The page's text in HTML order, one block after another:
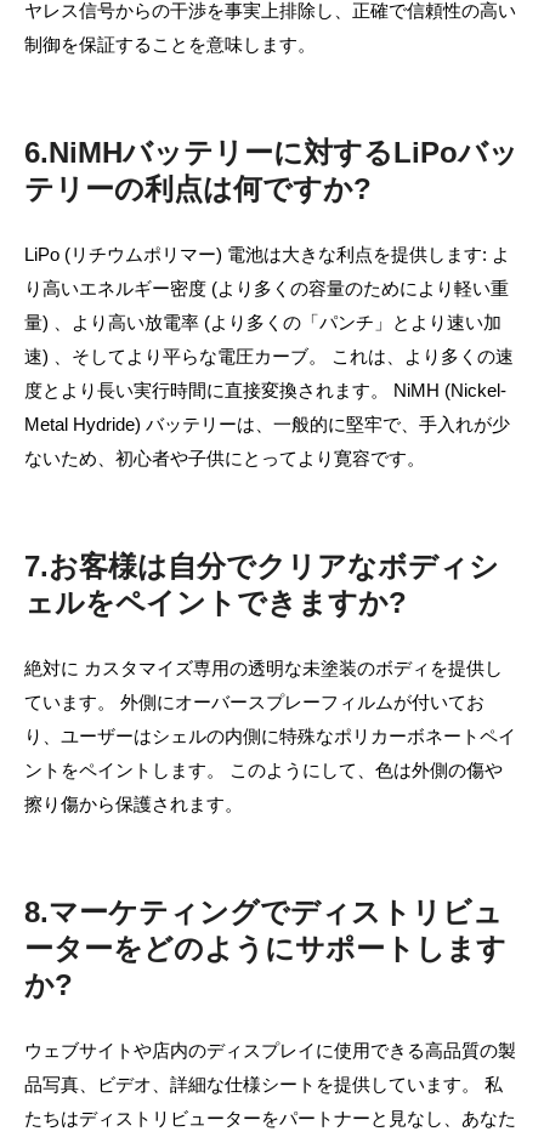
ヤレス信号からの干渉を事実上排除し、正確で信頼性の高い
制御を保証することを意味します。
6.NiMHバッテリーに対するLiPoバッ
テリーの利点は何ですか?
LiPo (リチウムポリマー) 電池は大きな利点を提供します: よ
り高いエネルギー密度 (より多くの容量のためにより軽い重
量) 、より高い放電率 (より多くの「パンチ」とより速い加
速) 、そしてより平らな電圧カーブ。 これは、より多くの速
度とより長い実行時間に直接変換されます。 NiMH (Nickel-
Metal Hydride) バッテリーは、一般的に堅牢で、手入れが少
ないため、初心者や子供にとってより寛容です。
7.お客様は自分でクリアなボディシ
ェルをペイントできますか?
絶対に カスタマイズ専用の透明な未塗装のボディを提供し
ています。 外側にオーバースプレーフィルムが付いてお
り、ユーザーはシェルの内側に特殊なポリカーボネートペイ
ントをペイントします。 このようにして、色は外側の傷や
擦り傷から保護されます。
8.マーケティングでディストリビュ
ーターをどのようにサポートします
か?
ウェブサイトや店内のディスプレイに使用できる高品質の製
品写真、ビデオ、詳細な仕様シートを提供しています。 私
たちはディストリビューターをパートナーと見なし、あなた